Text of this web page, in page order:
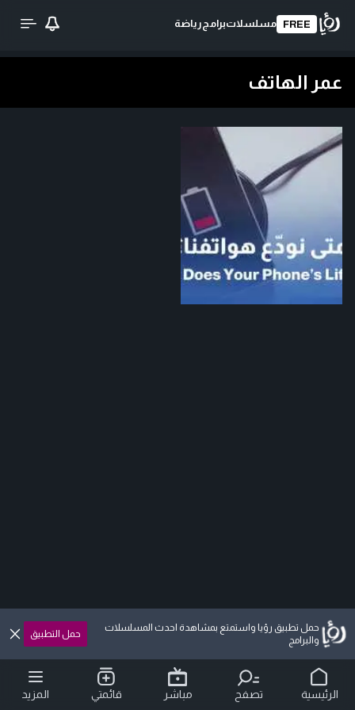
FREE مسلسلاتبرامج رياضة
عمر الهاتف
حمل تطبيق رؤيا واستمتع بمشاهدة احدث المسلسلات
والبرامج
حمل التطبيق
الرئيسية تصفح مباشر قائمتي المزيد